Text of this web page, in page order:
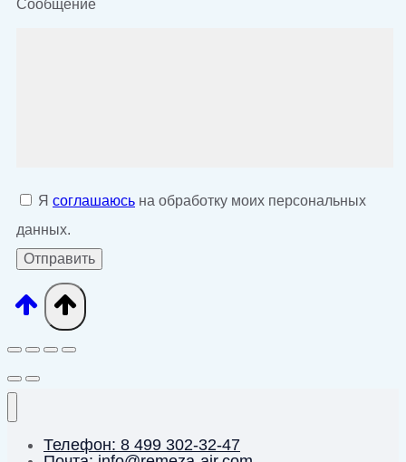
Сообщение
Я соглашаюсь на обработку моих персональных
данных.
Телефон: 8 499 302-32-47